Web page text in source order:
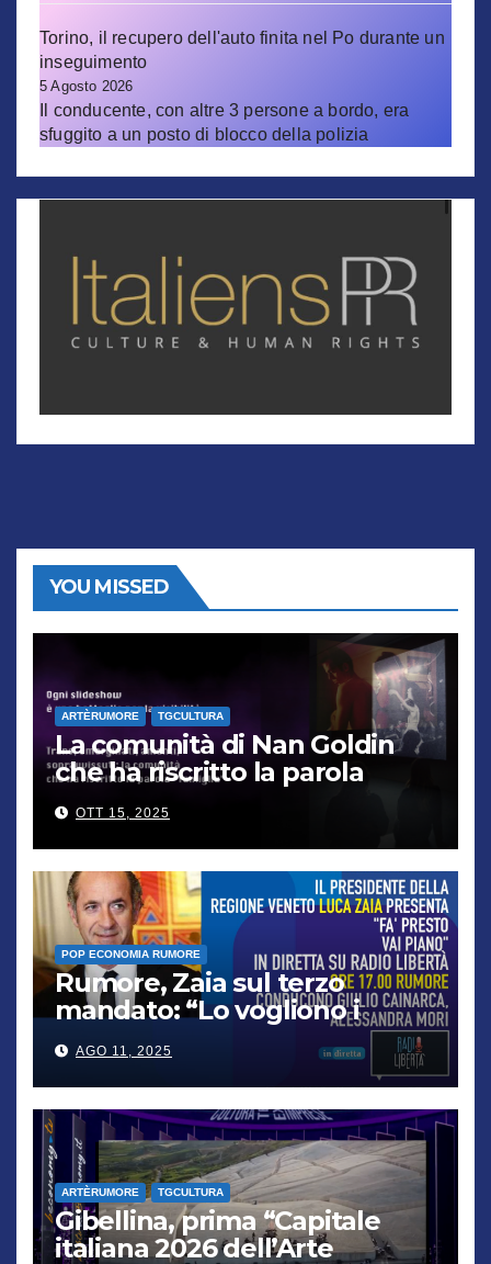
Torino, il recupero dell'auto finita nel Po durante un
inseguimento
5 Agosto 2026
Il conducente, con altre 3 persone a bordo, era
sfuggito a un posto di blocco della polizia
YOU MISSED
ARTÈRUMORE TGCULTURA
La comunità di Nan Goldin
che ha riscritto la parola
“famiglia”
OTT 15, 2025
POP ECONOMIA RUMORE
Rumore, Zaia sul terzo
mandato: “Lo vogliono i
cittadini, chi non lo capisce
verrà punito”
AGO 11, 2025
ARTÈRUMORE TGCULTURA
Gibellina, prima “Capitale
italiana 2026 dell’Arte